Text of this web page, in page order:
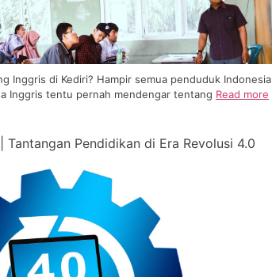
Inggris di Kediri? Hampir semua penduduk Indonesia
Inggris tentu pernah mendengar tentang Read more
Tantangan Pendidikan di Era Revolusi 4.0